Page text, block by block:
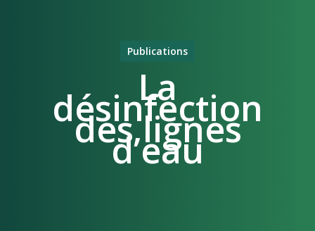
Publications
La
désinfection
des lignes
d’eau